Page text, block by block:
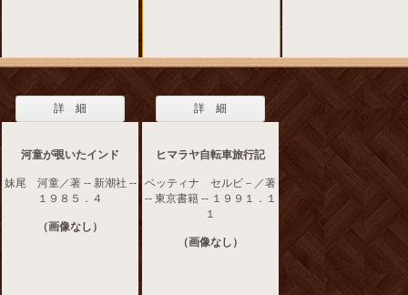
詳 細
河童が覗いたインド
妹尾 河童／著 -- 新潮社 --
１９８５．４
（画像なし）
詳 細
ヒマラヤ自転車旅行記
ベッティナ セルビ－／著
-- 東京書籍 -- １９９１．１
１
（画像なし）